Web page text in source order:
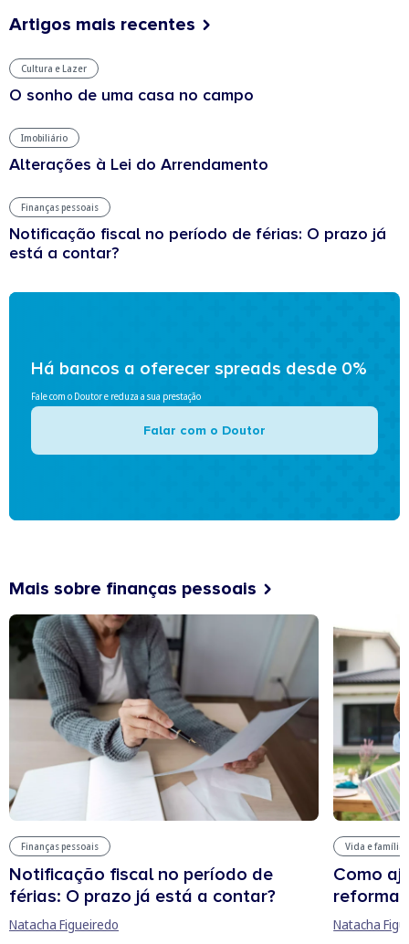
Artigos mais recentes
Cultura e Lazer
O sonho de uma casa no campo
Imobiliário
Alterações à Lei do Arrendamento
Finanças pessoais
Notificação fiscal no período de férias: O prazo já
está a contar?
Há bancos a oferecer spreads desde 0%
Fale com o Doutor e reduza a sua prestação
Falar com o Doutor
Mais sobre finanças pessoais
Finanças pessoais
Notificação fiscal no período de
férias: O prazo já está a contar?
Natacha Figueiredo
Vida e família
Como
reforma
Natacha